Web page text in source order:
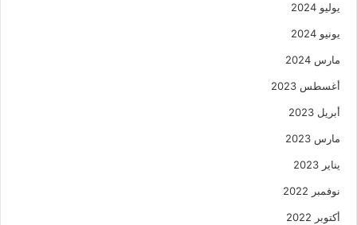
يوليو 2024
يونيو 2024
مارس 2024
أغسطس 2023
أبريل 2023
مارس 2023
يناير 2023
نوفمبر 2022
أكتوبر 2022